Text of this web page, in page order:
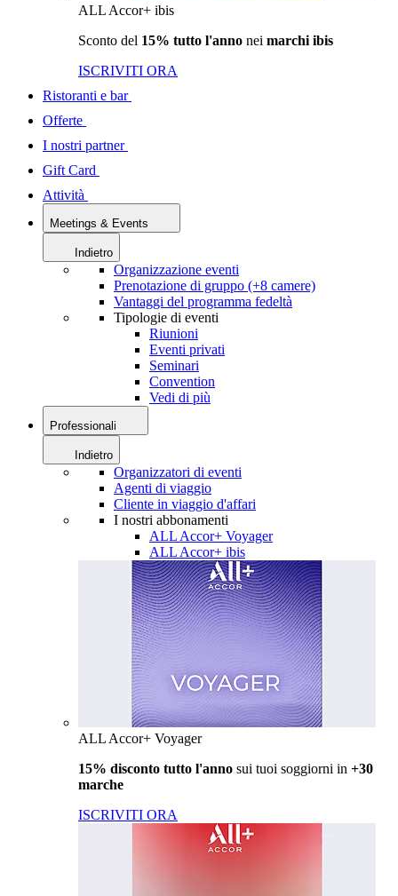
ALL Accor+ ibis
Sconto del 15% tutto l'anno nei marchi ibis
ISCRIVITI ORA
Ristoranti e bar
Offerte
I nostri partner
Gift Card
Attività
Meetings & Events
Indietro
Organizzazione eventi
Prenotazione di gruppo (+8 camere)
Vantaggi del programma fedeltà
Tipologie di eventi
Riunioni
Eventi privati
Seminari
Convention
Vedi di più
Professionali
Indietro
Organizzatori di eventi
Agenti di viaggio
Cliente in viaggio d'affari
I nostri abbonamenti
ALL Accor+ Voyager
ALL Accor+ ibis
ALL Accor+ Voyager
15% disconto tutto l'anno sui tuoi soggiorni in +30
marche
ISCRIVITI ORA